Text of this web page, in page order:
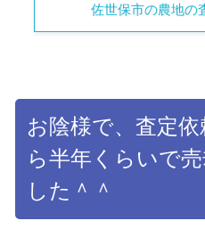
佐世保市の農地の
お陰様で、査定
ら半年くらいで
した＾＾